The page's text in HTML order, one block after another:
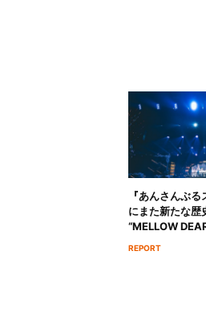
『あんさんぶる
にまた新たな歴
“MELLOW
Tour Final「
REPORT